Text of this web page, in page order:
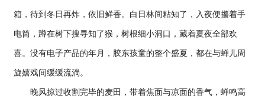
箱，待到冬日再炸，依旧鲜香。白日林间粘知了，入夜便攥着手
电筒，蹲在树下搜寻知了猴，树根细小洞口，藏着夏夜全部欢
喜。没有电子产品的年月，胶东孩童的整个盛夏，都在与蝉儿周
旋嬉戏间缓缓流淌。
晚风掠过收割完毕的麦田，带着焦面与凉面的香气，蝉鸣高